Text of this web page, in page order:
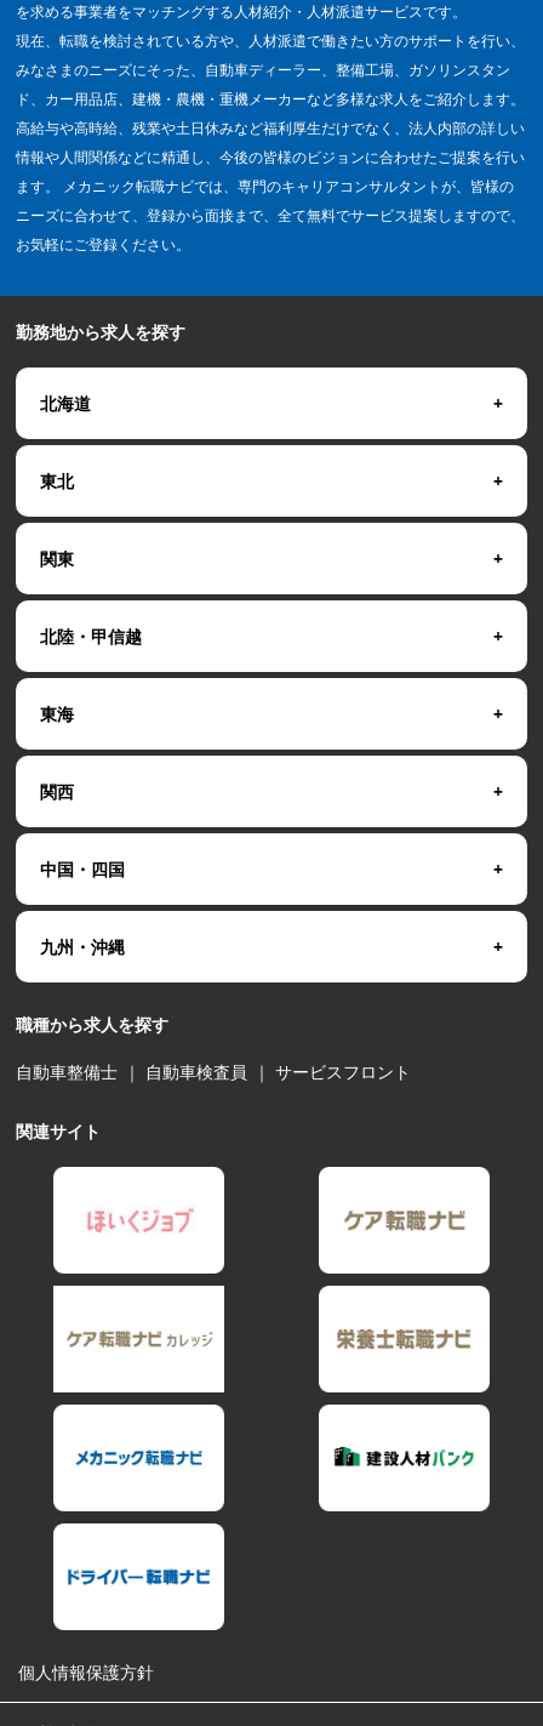
を求める事業者をマッチングする人材紹介・人材派遣サービスです。
現在、転職を検討されている方や、人材派遣で働きたい方のサポートを行い、
みなさまのニーズにそった、自動車ディーラー、整備工場、ガソリンスタン
ド、カー用品店、建機・農機・重機メーカーなど多様な求人をご紹介します。
高給与や高時給、残業や土日休みなど福利厚生だけでなく、法人内部の詳しい
情報や人間関係などに精通し、今後の皆様のビジョンに合わせたご提案を行い
ます。 メカニック転職ナビでは、専門のキャリアコンサルタントが、皆様の
ニーズに合わせて、登録から面接まで、全て無料でサービス提案しますので、
お気軽にご登録ください。
勤務地から求人を探す
北海道
東北
関東
北陸・甲信越
東海
関西
中国・四国
九州・沖縄
職種から求人を探す
自動車整備士 ｜ 自動車検査員 ｜サービスフロント
関連サイト
個人情報保護方針